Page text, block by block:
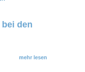
den
mehr lesen